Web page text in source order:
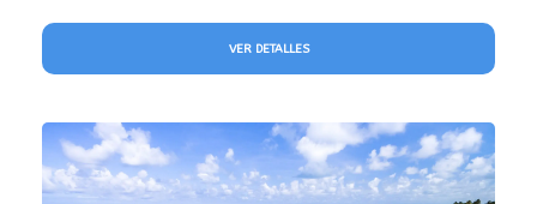
VER DETALLES